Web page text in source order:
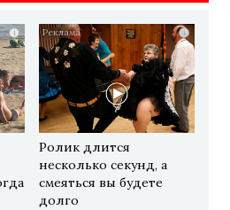
i i
Ролик длится
несколько секунд, а
смеяться вы будете
долго